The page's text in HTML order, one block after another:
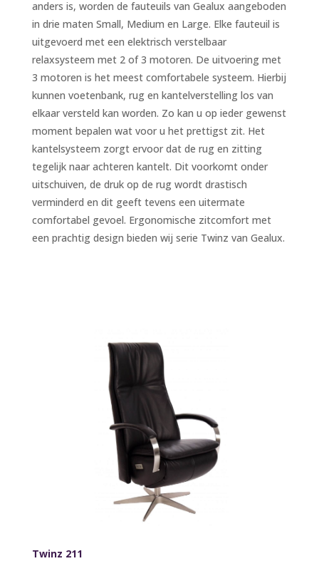
anders is, worden de fauteuils van Gealux aangeboden
in drie maten Small, Medium en Large. Elke fauteuil is
uitgevoerd met een elektrisch verstelbaar
relaxsysteem met 2 of 3 motoren. De uitvoering met
3 motoren is het meest comfortabele systeem. Hierbij
kunnen voetenbank, rug en kantelverstelling los van
elkaar versteld kan worden. Zo kan u op ieder gewenst
moment bepalen wat voor u het prettigst zit. Het
kantelsysteem zorgt ervoor dat de rug en zitting
tegelijk naar achteren kantelt. Dit voorkomt onder
uitschuiven, de druk op de rug wordt drastisch
verminderd en dit geeft tevens een uitermate
comfortabel gevoel. Ergonomische zitcomfort met
een prachtig design bieden wij serie Twinz van Gealux.
Twinz 211